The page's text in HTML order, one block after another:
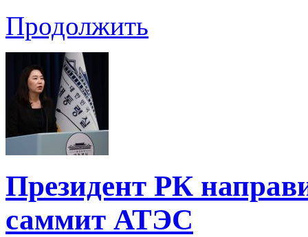
Продолжить
Президент РК
саммит АТЭС